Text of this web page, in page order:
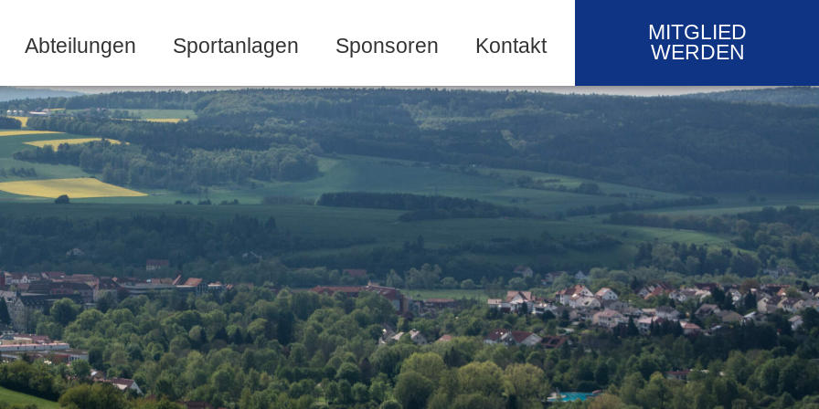
Abteilungen Sportanlagen Sponsoren Kontakt
MITGLIED
WERDEN